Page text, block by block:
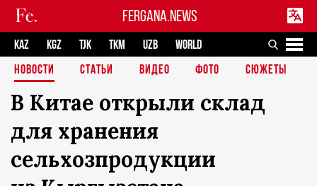
FERGANA.NEWS
KAZ KGZ TJK TKM UZB
WORLD
НОВОСТИ
СТАТЬИ ВИДЕО ФОТО СЮЖЕТЫ
В Китае открыли склад
для хранения
сельхозпродукции